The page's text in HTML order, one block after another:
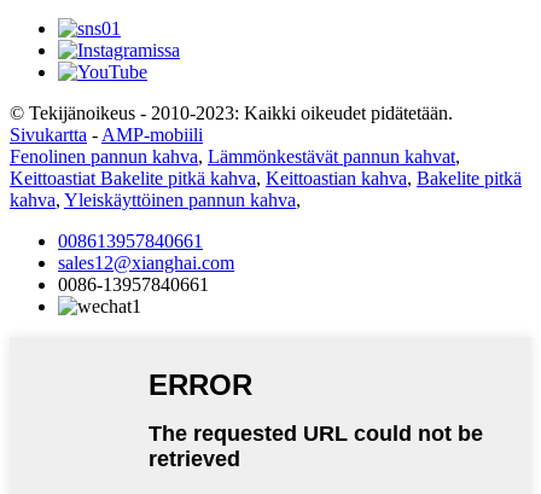
© Tekijänoikeus - 2010-2023: Kaikki oikeudet pidätetään.
Sivukartta - AMP-mobiili
Fenolinen pannun kahva, Lämmönkestävät pannun kahvat,
Keittoastiat Bakelite pitkä kahva, Keittoastian kahva, Bakelite pitkä
kahva, Yleiskäyttöinen pannun kahva,
008613957840661
sales12@xianghai.com
0086-13957840661